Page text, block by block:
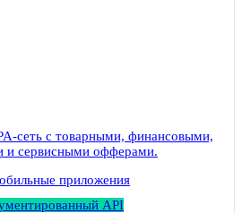
сеть с товарными, финансовыми,
и сервисными офферами.
приложения
API